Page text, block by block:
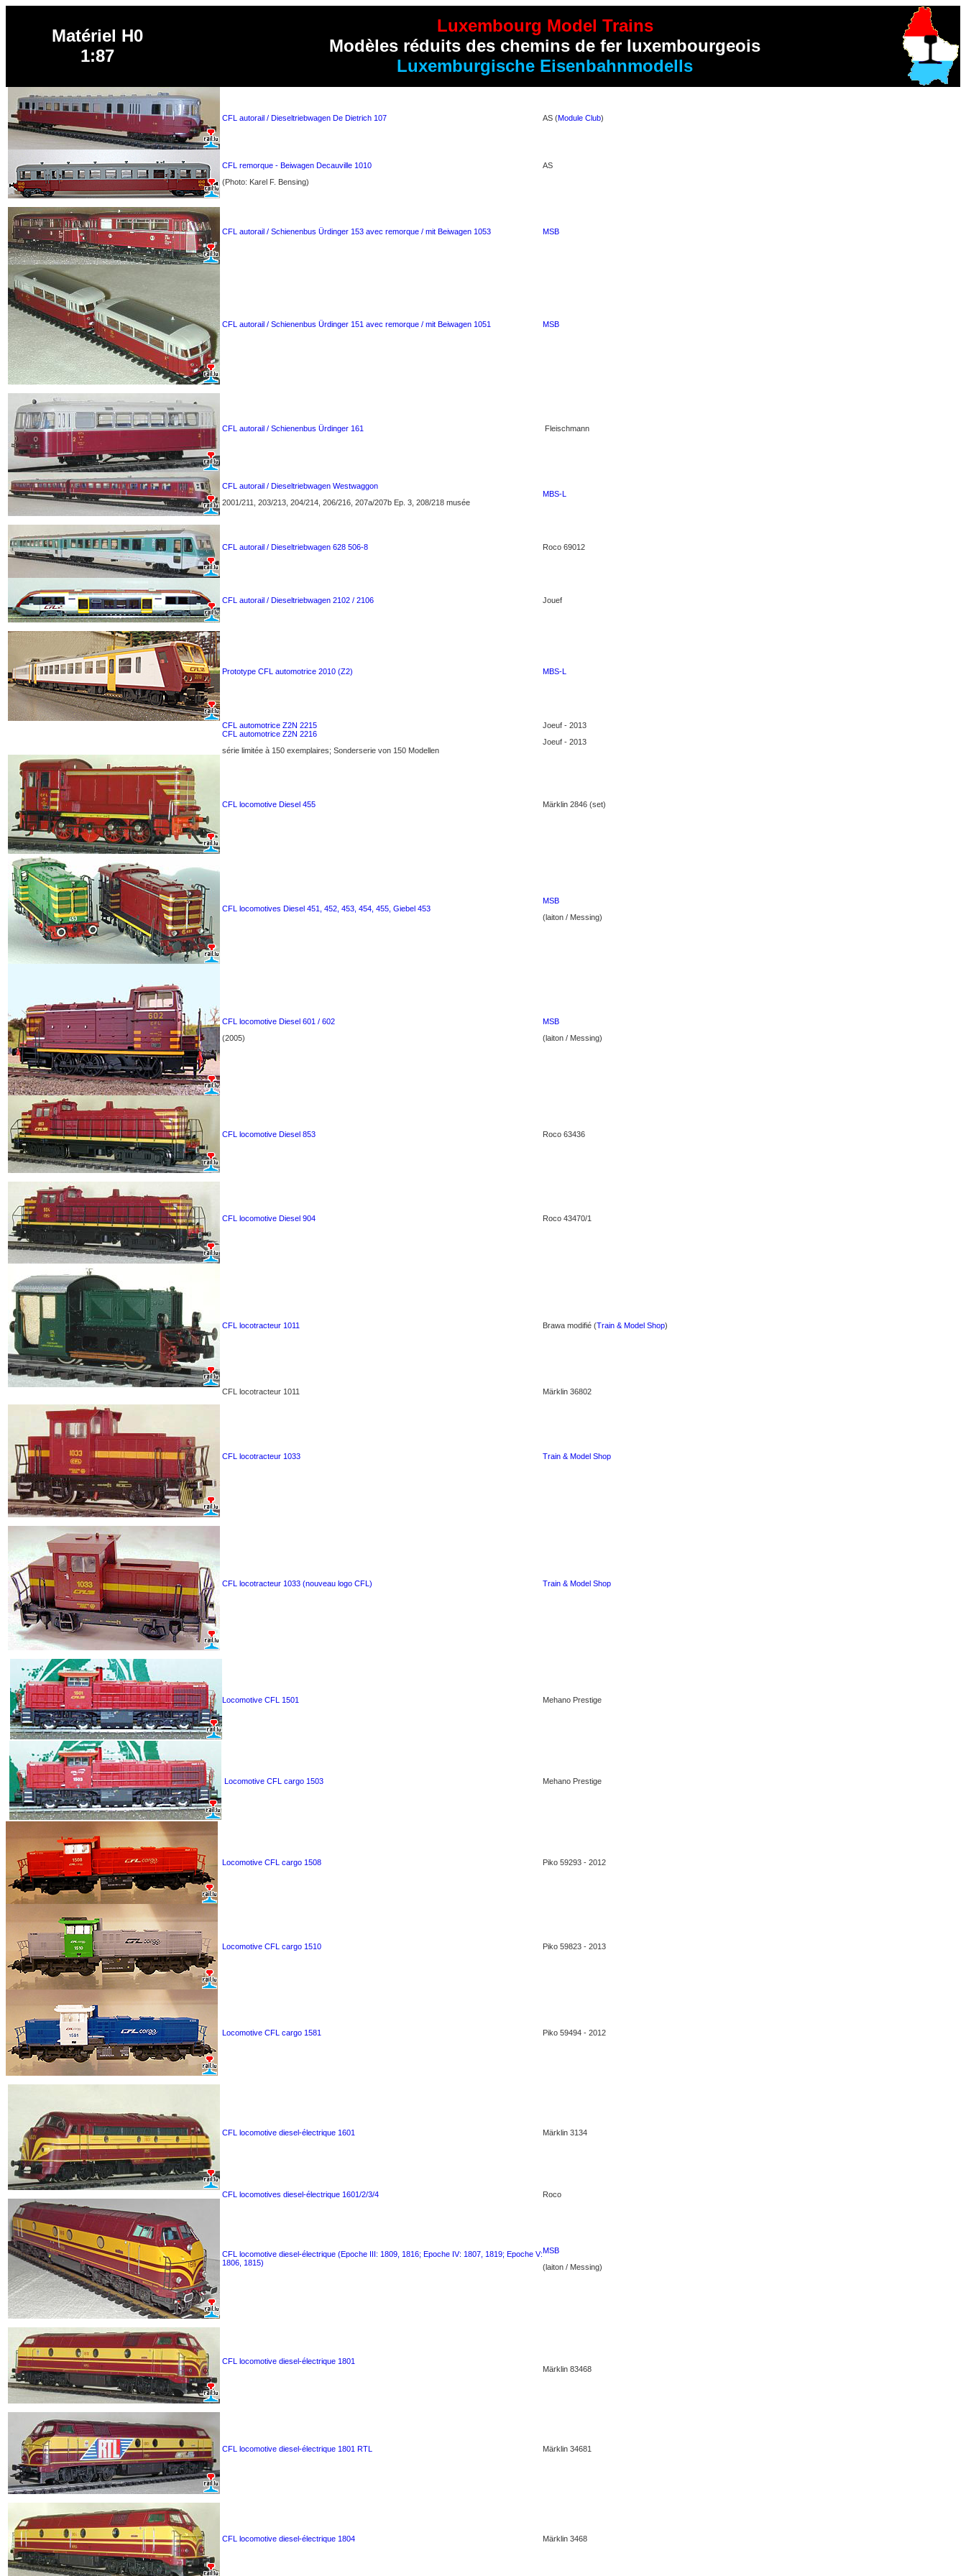
Matériel H0
1:87
Luxembourg Model Trains
Modèles réduits des chemins de fer luxembourgeois
Luxemburgische Eisenbahnmodells
CFL autorail / Dieseltriebwagen De Dietrich 107 AS (Module Club)
CFL remorque - Beiwagen Decauville 1010
(Photo: Karel F. Bensing)
AS
CFL autorail / Schienenbus Ürdinger 153 avec remorque / mit Beiwagen 1053 MSB
CFL autorail / Schienenbus Ürdinger 151 avec remorque / mit Beiwagen 1051 MSB
CFL autorail / Schienenbus Ürdinger 161 Fleischmann
CFL autorail / Dieseltriebwagen Westwaggon
2001/211, 203/213, 204/214, 206/216, 207a/207b Ep. 3, 208/218 musée
MBS-L
CFL autorail / Dieseltriebwagen 628 506-8 Roco 69012
CFL autorail / Dieseltriebwagen 2102 / 2106 Jouef
Prototype CFL automotrice 2010 (Z2) MBS-L
CFL automotrice Z2N 2215
Joeuf - 2013
CFL automotrice Z2N 2216
série limitée à 150 exemplaires; Sonderserie von 150 Modellen
Joeuf - 2013
CFL locomotive Diesel 455 Märklin 2846 (set)
CFL locomotives Diesel 451, 452, 453, 454, 455, Giebel 453
MSB
(laiton / Messing)
CFL locomotive Diesel 601 / 602
(2005)
MSB
(laiton / Messing)
CFL locomotive Diesel 853 Roco 63436
CFL locomotive Diesel 904 Roco 43470/1
CFL locotracteur 1011 Brawa modifié (Train & Model Shop)
CFL locotracteur 1011 Märklin 36802
CFL locotracteur 1033 Train & Model Shop
CFL locotracteur 1033 (nouveau logo CFL) Train & Model Shop
Locomotive CFL 1501 Mehano Prestige
Locomotive CFL cargo 1503 Mehano Prestige
Locomotive CFL cargo 1508 Piko 59293 - 2012
Locomotive CFL cargo 1510 Piko 59823 - 2013
Locomotive CFL cargo 1581 Piko 59494 - 2012
CFL locomotive diesel-électrique 1601 Märklin 3134
CFL locomotives diesel-électrique 1601/2/3/4 Roco
CFL locomotive diesel-électrique (Epoche III: 1809, 1816; Epoche IV: 1807, 1819; Epoche V:
1806, 1815)
MSB
(laiton / Messing)
CFL locomotive diesel-électrique 1801
Märklin 83468
CFL locomotive diesel-électrique 1801 RTL Märklin 34681
CFL locomotive diesel-électrique 1804 Märklin 3468